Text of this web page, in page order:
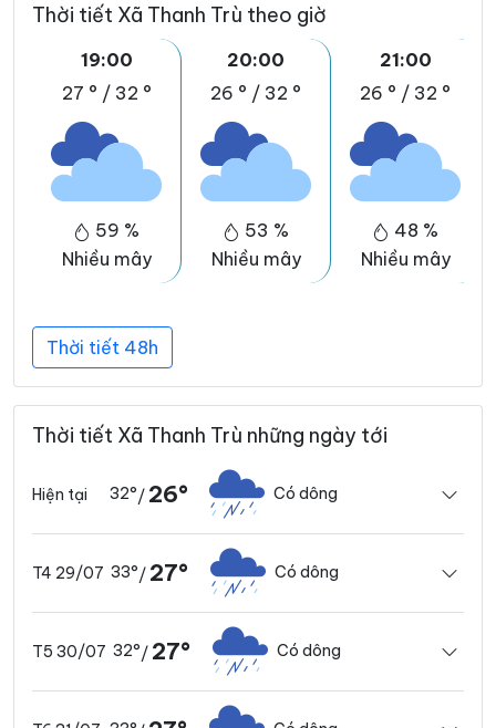
Thời tiết Xã Thanh Trù theo giờ
19:00
27 ° / 32 °
59 %
Nhiều mây
20:00
26 ° / 32 °
53 %
Nhiều mây
21:00
26 ° / 32 °
48 %
Nhiều mây
Thời tiết 48h
Thời tiết Xã Thanh Trù những ngày tới
Hiện tại 32°/ 26° Có dông
T4 29/07 33°/ 27° Có dông
T5 30/07 32°/ 27° Có dông